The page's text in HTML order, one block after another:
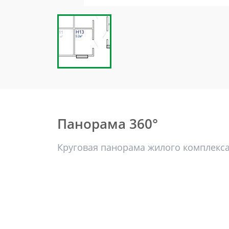
Панорама 360°
Круговая панорама жилого